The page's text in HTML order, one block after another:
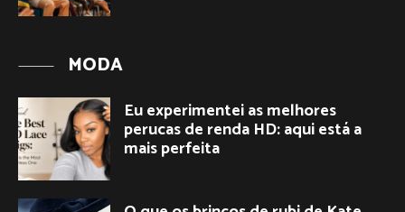
MODA
Eu experimentei as melhores
perucas de renda HD: aqui está a
mais perfeita